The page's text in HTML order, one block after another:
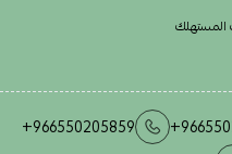
+966550205859